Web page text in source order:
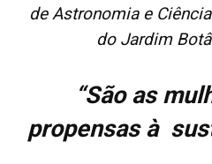
de Astronomia e
do Jardim
“São as
propensas à